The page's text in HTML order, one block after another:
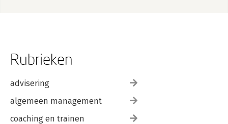
Rubrieken
advisering
algemeen management
coaching en trainen